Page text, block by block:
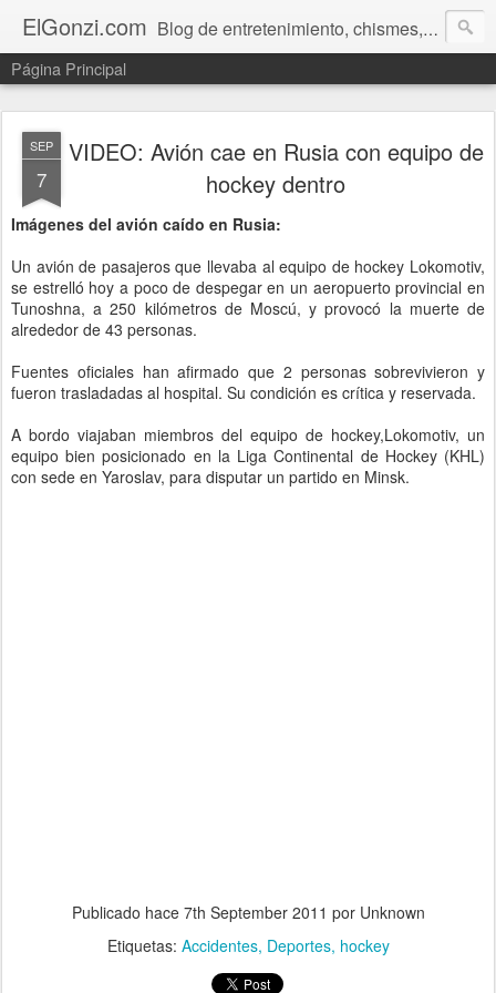
ElGonzi.com Blog de entretenimiento, chismes, humor, farándula, curiosidades, ovnis, noticias calientes, fotos, videos, paranormal y ¡más!
Página Principal
SEP
7
VIDEO: Avión cae en Rusia con equipo de
hockey dentro
Imágenes del avión caído en Rusia:
Un avión de pasajeros que llevaba al equipo de hockey Lokomotiv,
se estrelló hoy a poco de despegar en un aeropuerto provincial en
Tunoshna, a 250 kilómetros de Moscú, y provocó la muerte de
alrededor de 43 personas.
Fuentes oficiales han afirmado que 2 personas sobrevivieron y
fueron trasladadas al hospital. Su condición es crítica y reservada.
A bordo viajaban miembros del equipo de hockey,Lokomotiv, un
equipo bien posicionado en la Liga Continental de Hockey (KHL)
con sede en Yaroslav, para disputar un partido en Minsk.
Publicado hace 7th September 2011 por Unknown
Etiquetas: Accidentes Deportes hockey